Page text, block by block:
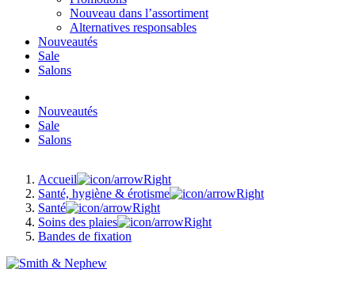
Nouveau dans l’assortiment
Alternatives responsables
Nouveautés
Sale
Salons
Nouveautés
Sale
Salons
Accueil
Santé, hygiène & érotisme
Santé
Soins des plaies
Bandes de fixation